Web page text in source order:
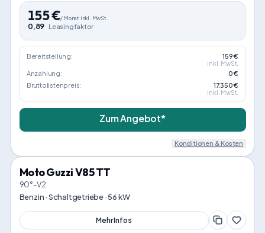
155€/ Monat inkl. MwSt.
0,89 Leasingfaktor
Bereitstellung: 159 €
inkl. MwSt.
Anzahlung:
0 €
Bruttolistenpreis:
17.350 €
inkl. MwSt.
Zum Angebot*
Konditionen & Kosten
Moto Guzzi V85 TT
90°-V2
Benzin · Schaltgetriebe · 56 kW
Mehr Infos